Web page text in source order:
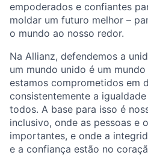
empoderados e confiantes
moldar um futuro melhor –
o mundo ao nosso redor.
Na Allianz, defendemos a
um mundo unido é um
estamos comprometidos em
consistentemente a
todos. A base para isso é
inclusivo, onde as pessoas e
importantes, e onde a
e a confiança estão no